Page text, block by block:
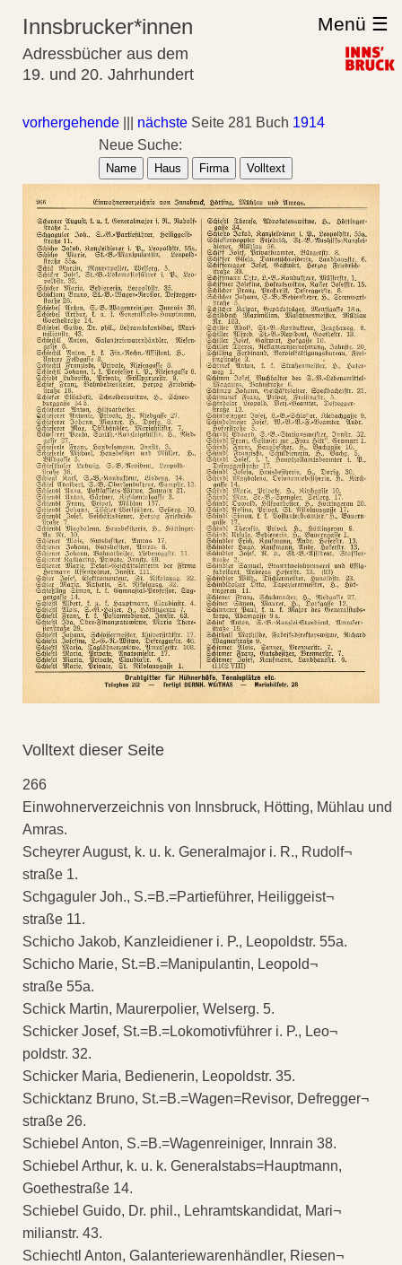
Innsbrucker*innen
Adressbücher aus dem
19. und 20. Jahrhundert
Menü ☰
vorhergehende nächste Seite 281 Buch 1914
Neue Suche:
Name Haus Firma Volltext
Volltext dieser Seite
266
Einwohnerverzeichnis von Innsbruck, Hötting, Mühlau und
Amras.
Scheyrer August, k. u. k. Generalmajor i. R., Rudolf¬
straße 1.
Schgaguler Joh., S.=B.=Partieführer, Heiliggeist¬
straße 11.
Schicho Jakob, Kanzleidiener i. P., Leopoldstr. 55a.
Schicho Marie, St.=B.=Manipulantin, Leopold¬
straße 55a.
Schick Martin, Maurerpolier, Welserg. 5.
Schicker Josef, St.=B.=Lokomotivführer i. P., Leo¬
poldstr. 32.
Schicker Maria, Bedienerin, Leopoldstr. 35.
Schicktanz Bruno, St.=B.=Wagen=Revisor, Defregger¬
straße 26.
Schiebel Anton, S.=B.=Wagenreiniger, Innrain 38.
Schiebel Arthur, k. u. k. Generalstabs=Hauptmann,
Goethestraße 14.
Schiebel Guido, Dr. phil., Lehramtskandidat, Mari¬
milianstr. 43.
Schiechtl Anton, Galanteriewarenhändler, Riesen¬